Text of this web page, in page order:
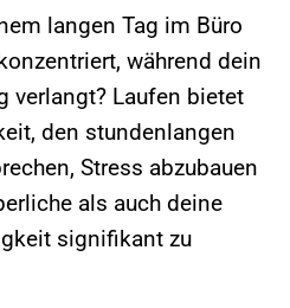
langen Tag im Büro
während dein
verlangt? Laufen bietet
den stundenlangen
Stress abzubauen
als auch deine
signifikant zu